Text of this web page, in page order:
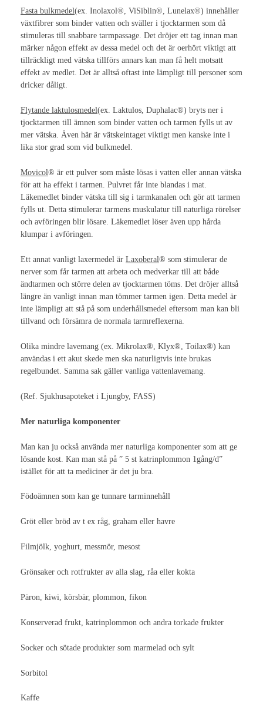
Ileostomi
Kolostomi
Magtarmkanalen
Elimination
Förstoppning
Förstoppning barn - kostråd
Lavemang i stomi
Hudkomplikationer
Hudvård
Nutrition
Stomikomplikationer
Stomiflöden
Stomi & Sexualitet
Sex och samlevnad
Kroppsuppfattning
Gynekologiska aspekter
Sexhjälpmedel
Sexuell dysfunktion
Preoperativ information
Livskvalitet
Hjälpmedel
Förskrivning
Hjälpmedel
Endels- och tvådelsbandage
Bråckgördlar
Fasta bulkmedel(ex. Inolaxol®, ViSiblin®, Lunelax®) innehåller
växtfibrer som binder vatten och sväller i tjocktarmen som då
stimuleras till snabbare tarmpassage. Det dröjer ett tag innan man
märker någon effekt av dessa medel och det är oerhört viktigt att
tillräckligt med vätska tillförs annars kan man få helt motsatt
effekt av medlet. Det är alltså oftast inte lämpligt till personer som
dricker dåligt.
Flytande laktulosmedel(ex. Laktulos, Duphalac®) bryts ner i
tjocktarmen till ämnen som binder vatten och tarmen fylls ut av
mer vätska. Även här är vätskeintaget viktigt men kanske inte i
lika stor grad som vid bulkmedel.
Movicol® är ett pulver som måste lösas i vatten eller annan vätska
för att ha effekt i tarmen. Pulvret får inte blandas i mat.
Läkemedlet binder vätska till sig i tarmkanalen och gör att tarmen
fylls ut. Detta stimulerar tarmens muskulatur till naturliga rörelser
och avföringen blir lösare. Läkemedlet löser även upp hårda
klumpar i avföringen.
Ett annat vanligt laxermedel är Laxoberal® som stimulerar de
nerver som får tarmen att arbeta och medverkar till att både
ändtarmen och större delen av tjocktarmen töms. Det dröjer alltså
längre än vanligt innan man tömmer tarmen igen. Detta medel är
inte lämpligt att stå på som underhållsmedel eftersom man kan bli
tillvand och försämra de normala tarmreflexerna.
Olika mindre lavemang (ex. Mikrolax®, Klyx®, Toilax®) kan
användas i ett akut skede men ska naturligtvis inte brukas
regelbundet. Samma sak gäller vanliga vattenlavemang.
(Ref. Sjukhusapoteket i Ljungby, FASS)
Mer naturliga komponenter
Man kan ju också använda mer naturliga komponenter som att ge
lösande kost. Kan man stå på ” 5 st katrinplommon 1gång/d”
istället för att ta mediciner är det ju bra.
Födoämnen som kan ge tunnare tarminnehåll
Gröt eller bröd av t ex råg, graham eller havre
Filmjölk, yoghurt, messmör, mesost
Grönsaker och rotfrukter av alla slag, råa eller kokta
Päron, kiwi, körsbär, plommon, fikon
Konserverad frukt, katrinplommon och andra torkade frukter
Socker och sötade produkter som marmelad och sylt
Sorbitol
Kaffe